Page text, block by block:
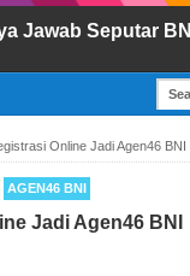
Jawab Seputar BNI
Online Jadi Agen46 BNI
AGEN46 BNI
Jadi Agen46 BNI